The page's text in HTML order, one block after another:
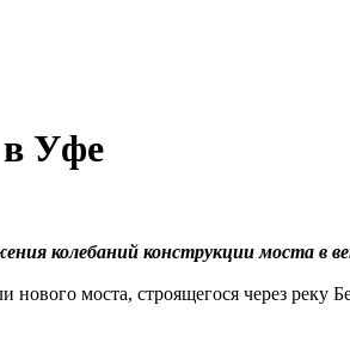
в Уфе
колебаний конструкции моста в
моста, строящегося через реку